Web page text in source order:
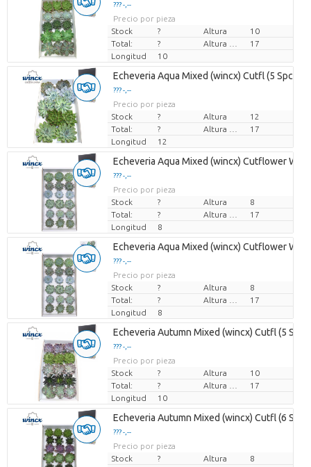
??? -,--
Precio por pieza
Stock
? Altura
10
Total:
?
17
Longitud
10
Echeveria Aqua Mixed (wincx) Cutfl (5 Spcs)
??? -,--
Precio por pieza
Stock
? Altura
12
Total:
?
17
Longitud
12
Echeveria Aqua Mixed (wincx) Cutflower
??? -,--
Precio por pieza
Stock
? Altura
8
Total:
?
17
Longitud
8
Echeveria Aqua Mixed (wincx) Cutflower
??? -,--
Precio por pieza
Stock
? Altura
8
Total:
?
17
Longitud
8
Echeveria Autumn Mixed (wincx) Cutfl (5
??? -,--
Precio por pieza
Stock
? Altura
10
Total:
?
17
Longitud
10
Echeveria Autumn Mixed (wincx) Cutfl (6
??? -,--
Precio por pieza
Stock
? Altura
8